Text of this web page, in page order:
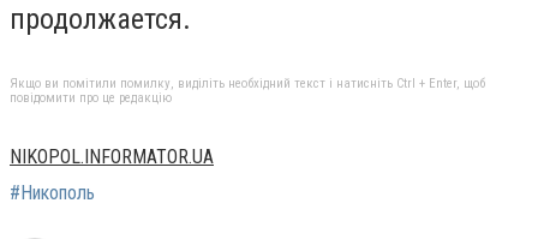
продолжается.
Якщо ви помітили помилку, виділіть необхідний текст і натисніть Ctrl + Enter, щоб
повідомити про це редакцію
NIKOPOL.INFORMATOR.UA
#Никополь